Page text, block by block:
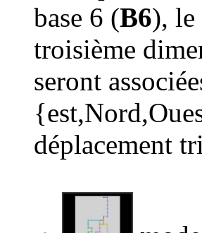
base 6 (B6), le
troisième
seront
déplacement